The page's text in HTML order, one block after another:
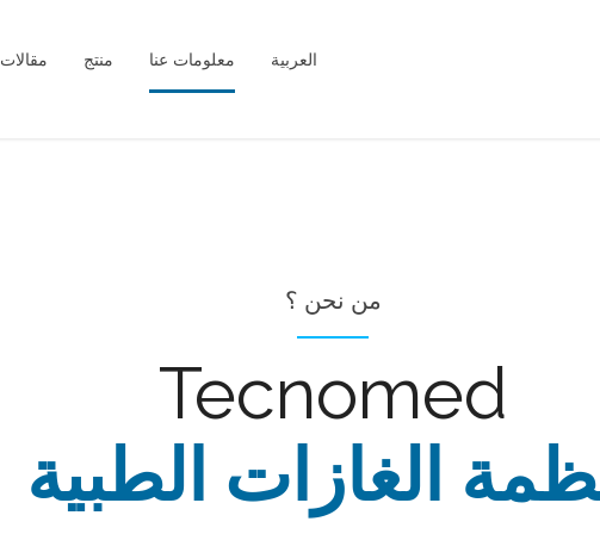
العربية معلومات عنا منتج مقالات
من نحن ؟
Tecnomed
الغازات الطبية